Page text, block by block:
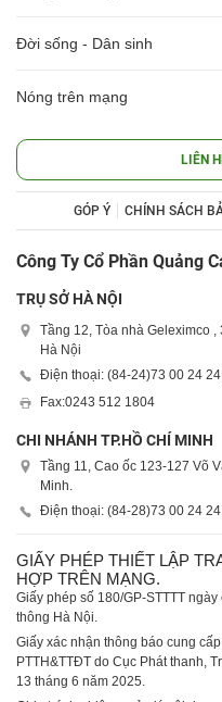
Đời sống - Dân sinh
Nóng trên mạng
LIÊN
GÓP Ý CHÍNH SÁCH
Công Ty Cổ Phần Quảng
TRỤ SỞ HÀ NỘI
Tầng 12, Tòa nhà Geleximco
Hà Nội
Điện thoại: (84-24)73 00 24 24
Fax:0243 512 1804
CHI NHÁNH TP.HỒ CHÍ MINH
Tầng 11, Cao ốc 123-127 Võ
Minh.
Điện thoại: (84-28)73 00 24 24
GIẤY PHÉP THIẾT LẬP
HỢP TRÊN MẠNG.
Giấy phép số 180/GP-STTTT
thông Hà Nội.
Giấy xác nhận thông báo cung
PTTH&TTĐT do Cục Phát thanh,
13 tháng 6 năm 2025.